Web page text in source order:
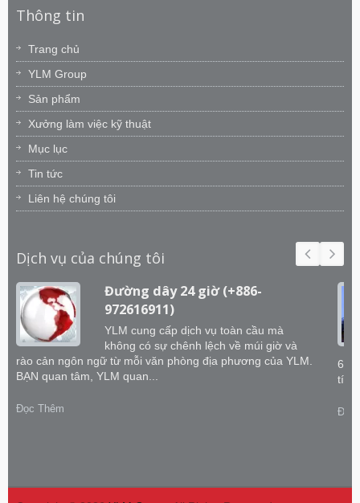
Thông tin
Trang chủ
YLM Group
Sản phẩm
Xưởng làm việc kỹ thuật
Mục lục
Tin tức
Liên hệ chúng tôi
Dịch vụ của chúng tôi
Đường dây 24 giờ (+886-
972616911)
YLM cung cấp dịch vụ toàn cầu mà
không có sự chênh lệch về múi giờ và
rào cản ngôn ngữ từ mỗi văn phòng địa phương của YLM.
BẠN quan tâm, YLM quan...
Đọc Thêm
60
tích
Đọc